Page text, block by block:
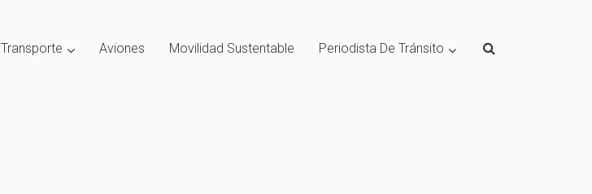
Transporte Aviones Movilidad Sustentable Periodista De Tránsito